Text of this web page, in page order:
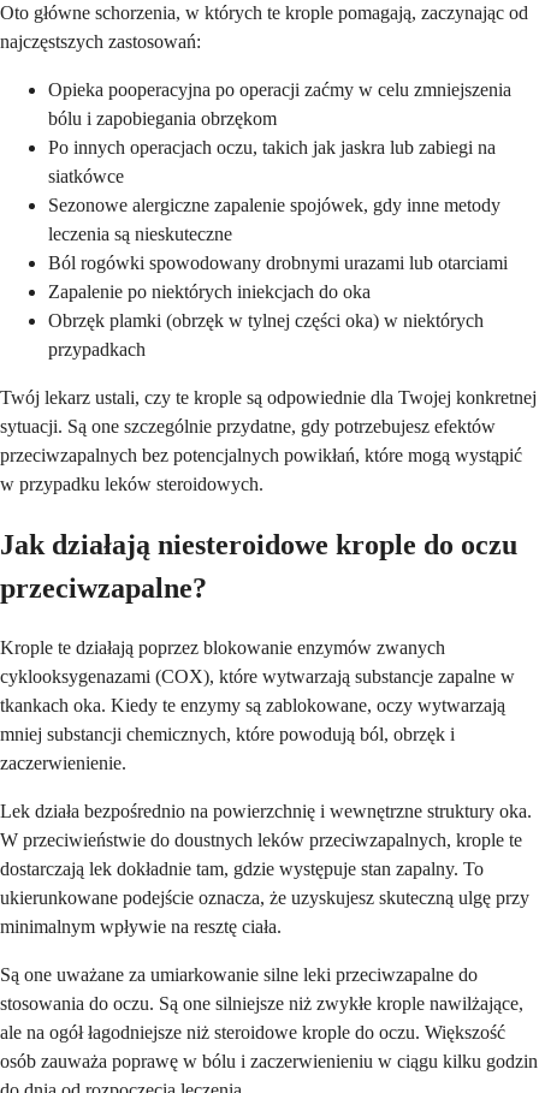
Oto główne schorzenia, w których te krople pomagają, zaczynając od
najczęstszych zastosowań:
Opieka pooperacyjna po operacji zaćmy w celu zmniejszenia
bólu i zapobiegania obrzękom
Po innych operacjach oczu, takich jak jaskra lub zabiegi na
siatkówce
Sezonowe alergiczne zapalenie spojówek, gdy inne metody
leczenia są nieskuteczne
Ból rogówki spowodowany drobnymi urazami lub otarciami
Zapalenie po niektórych iniekcjach do oka
Obrzęk plamki (obrzęk w tylnej części oka) w niektórych
przypadkach
Twój lekarz ustali, czy te krople są odpowiednie dla Twojej konkretnej
sytuacji. Są one szczególnie przydatne, gdy potrzebujesz efektów
przeciwzapalnych bez potencjalnych powikłań, które mogą wystąpić
w przypadku leków steroidowych.
Jak działają niesteroidowe krople do oczu
przeciwzapalne?
Krople te działają poprzez blokowanie enzymów zwanych
cyklooksygenazami (COX), które wytwarzają substancje zapalne w
tkankach oka. Kiedy te enzymy są zablokowane, oczy wytwarzają
mniej substancji chemicznych, które powodują ból, obrzęk i
zaczerwienienie.
Lek działa bezpośrednio na powierzchnię i wewnętrzne struktury oka.
W przeciwieństwie do doustnych leków przeciwzapalnych, krople te
dostarczają lek dokładnie tam, gdzie występuje stan zapalny. To
ukierunkowane podejście oznacza, że ​​uzyskujesz skuteczną ulgę przy
minimalnym wpływie na resztę ciała.
Są one uważane za umiarkowanie silne leki przeciwzapalne do
stosowania do oczu. Są one silniejsze niż zwykłe krople nawilżające,
ale na ogół łagodniejsze niż steroidowe krople do oczu. Większość
osób zauważa poprawę w bólu i zaczerwienieniu w ciągu kilku godzin